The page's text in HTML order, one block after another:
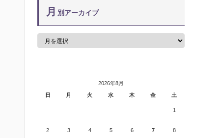
月 別アーカイブ
2026年8月
日
月 火 水 木 金 土
1
2 3 4 5 6 7 8